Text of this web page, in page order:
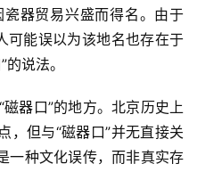
器贸易兴盛而得名。由于
可能误以为该地名也存在于
说法。
器口”的地方。北京历史上
，但与“磁器口”并无直接关
一种文化误传，而非真实存